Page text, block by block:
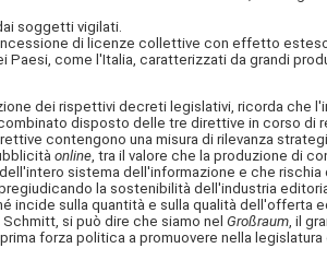
soggetti vigilati.
di licenze collettive con effetto
come l'Italia, caratterizzati da grandi
dei rispettivi decreti legislativi, ricorda che
disposto delle tre direttive in corso di
contengono una misura di rilevanza
online, tra il valore che la produzione di
sistema dell'informazione e che
la sostenibilità dell'industria
incide sulla quantità e sulla qualità dell'offerta
si può dire che siamo nel Großraum, il
forza politica a promuovere nella